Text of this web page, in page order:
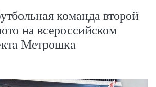
команда второй
на всероссийском
Метрошка